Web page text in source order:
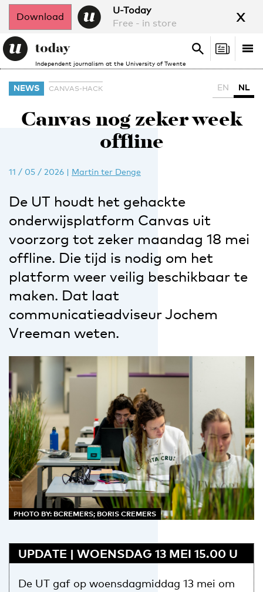
Download
U-Today
Free - in store
x
Independent journalism at the University of Twente
Search
Search
NEWS CANVAS-HACK EN NL
Canvas nog zeker week
offline
11 / 05 / 2026 | Martin ter Denge
De UT houdt het gehackte
onderwijsplatform Canvas uit
voorzorg tot zeker maandag 18 mei
offline. Die tijd is nodig om het
platform weer veilig beschikbaar te
maken. Dat laat
communicatieadviseur Jochem
Vreeman weten.
PHOTO BY: BCREMERS; BORIS CREMERS
UPDATE | WOENSDAG 13 MEI 15.00 U
De UT gaf op woensdagmiddag 13 mei om